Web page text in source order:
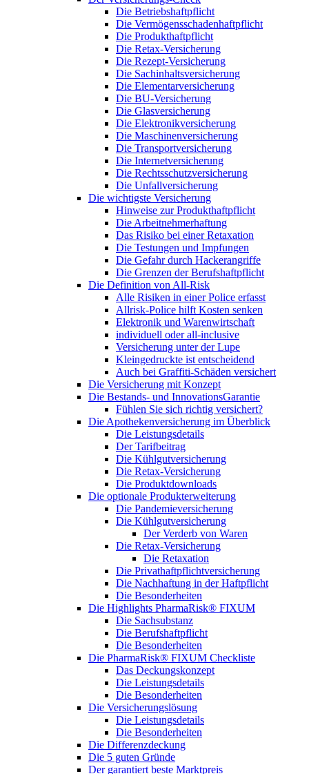
Die Betriebshaftpflicht
Die Vermögensschadenhaftpflicht
Die Produkthaftpflicht
Die Retax-Versicherung
Die Rezept-Versicherung
Die Sachinhaltsversicherung
Die Elementarversicherung
Die BU-Versicherung
Die Glasversicherung
Die Elektronikversicherung
Die Maschinenversicherung
Die Transportversicherung
Die Internetversicherung
Die Rechtsschutzversicherung
Die Unfallversicherung
Die wichtigste Versicherung
Hinweise zur Produkthaftpflicht
Die Arbeitnehmerhaftung
Das Risiko bei einer Retaxation
Die Testungen und Impfungen
Die Gefahr durch Hackerangriffe
Die Grenzen der Berufshaftpflicht
Die Definition von All-Risk
Alle Risiken in einer Police erfasst
Allrisk-Police hilft Kosten senken
Elektronik und Warenwirtschaft
individuell oder all-inclusive
Versicherung unter der Lupe
Kleingedruckte ist entscheidend
Auch bei Graffiti-Schäden versichert
Die Versicherung mit Konzept
Die Bestands- und InnovationsGarantie
Fühlen Sie sich richtig versichert?
Die Apothekenversicherung im Überblick
Die Leistungsdetails
Der Tarifbeitrag
Die Kühlgutversicherung
Die Retax-Versicherung
Die Produktdownloads
Die optionale Produkterweiterung
Die Pandemieversicherung
Die Kühlgutversicherung
Der Verderb von Waren
Die Retax-Versicherung
Die Retaxation
Die Privathaftpflichtversicherung
Die Nachhaftung in der Haftpflicht
Die Besonderheiten
Die Highlights PharmaRisk® FIXUM
Die Sachsubstanz
Die Berufshaftpflicht
Die Besonderheiten
Die PharmaRisk® FIXUM Checkliste
Das Deckungskonzept
Die Leistungsdetails
Die Besonderheiten
Die Versicherungslösung
Die Leistungsdetails
Die Besonderheiten
Die Differenzdeckung
Die 5 guten Gründe
Der garantiert beste Marktpreis